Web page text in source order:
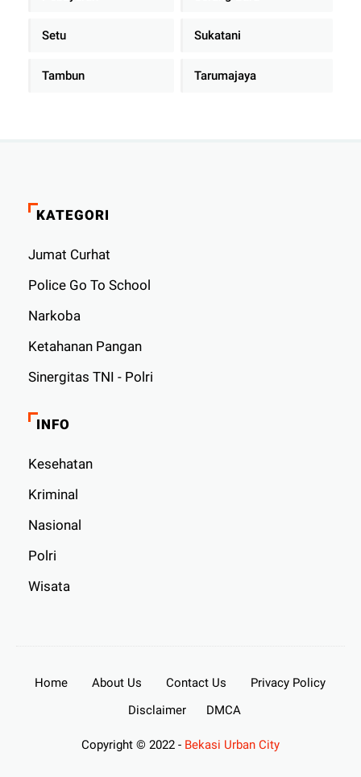
Setu Sukatani
Tambun Tarumajaya
KATEGORI
Jumat Curhat
Police Go To School
Narkoba
Ketahanan Pangan
Sinergitas TNI - Polri
INFO
Kesehatan
Kriminal
Nasional
Polri
Wisata
Home About Us Contact Us
Privacy Policy
Disclaimer
DMCA
Copyright © 2022 - Bekasi Urban City